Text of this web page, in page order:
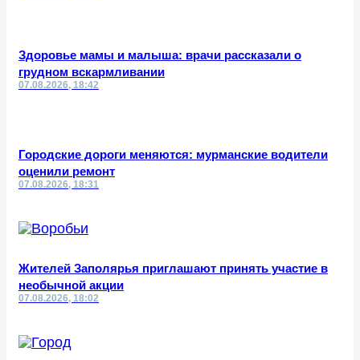
Здоровье мамы и малыша: врачи рассказали о
грудном вскармливании
07.08.2026, 18:42
Городские дороги меняются: мурманские водители
оценили ремонт
07.08.2026, 18:31
Жителей Заполярья приглашают принять участие в
необычной акции
07.08.2026, 18:02